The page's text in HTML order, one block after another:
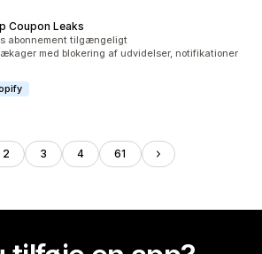
Coupon Leaks
i altabonnement tilgængeligt
med blokering af udvidelser, notifikationer
2 3 4 61